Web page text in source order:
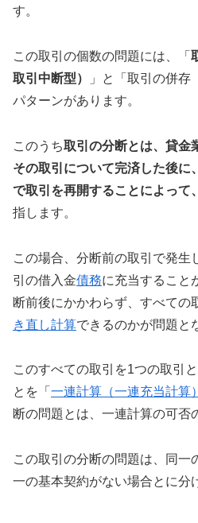
す。
この取引の個数の問題には、「
取引中断型）
」と「取引の併
パターンがあります。
このうち取引の分断とは、貸金
その取引について完済した後に
で取引を再開することによって
指します。
この場合、分断前の取引で発生
引の借入金債務に充当すること
断前後にかかわらず、すべての
き直し計算できるのかが問題と
このすべての取引を1つの取引
とを「 一連計算（一連充当計算）
断の問題とは、一連計算の可否
この取引の分断の問題は、同一
一の基本契約がない場合とに分